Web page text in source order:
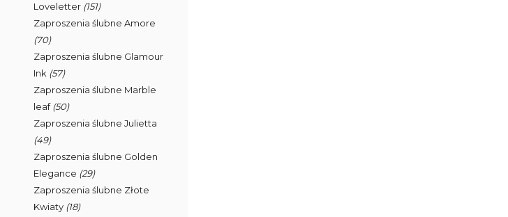
Loveletter (151)
Zaproszenia ślubne Amore
(70)
Zaproszenia ślubne Glamour
Ink (57)
Zaproszenia ślubne Marble
leaf(50)
Zaproszenia ślubne Julietta
(49)
Zaproszenia ślubne Golden
Elegance (29)
Zaproszenia ślubne Złote
Kwiaty (18)